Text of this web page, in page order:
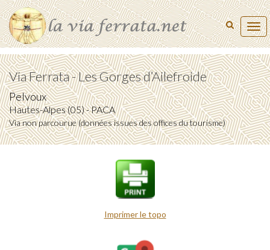
Via Ferrata - Les Gorges d’Ailefroide
Pelvoux
Hautes-Alpes (05) - PACA
Via non parcourue (données issues des offices du tourisme)
Imprimer le topo